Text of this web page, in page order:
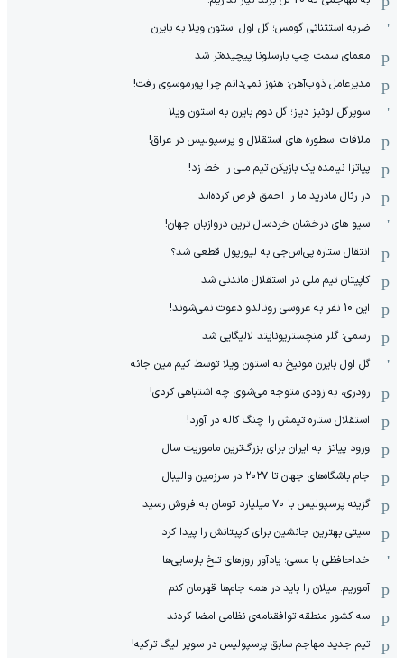
ضربه استثنائی گومس؛ گل اول استون ویلا به بایرن
معمای سمت چپ بارسلونا پیچیده‌تر شد
مدیرعامل ذوب‌آهن: هنوز نمی‌دانم چرا پورموسوی رفت!
سوپرگل لوئیز دیاز؛ گل دوم بایرن به استون ویلا
ملاقات اسطوره های استقلال و پرسپولیس در عراق!
پیاتزا نیامده یک بازیکن تیم ملی را خط زد!
در رئال مادرید ما را احمق فرض کرده‌اند
سیو های درخشان خردسال ترین دروازبان جهان!
انتقال ستاره پی‌اس‌جی به لیورپول قطعی شد؟
کاپیتان تیم ملی در استقلال ماندنی شد
این 10 نفر به عروسی رونالدو دعوت نمی‌شوند!
رسمی: گلر منچستریونایتد لالیگایی شد
گل اول بایرن مونیخ به استون ویلا توسط کیم مین جائه
رودری، به زودی متوجه می‌شوی چه اشتباهی کردی!
استقلال ستاره تیمش را چنگ کاله در آورد!
ورود پیاتزا به ایران برای بزرگ‌ترین ماموریت سال
جام باشگاه‌های جهان تا ۲۰۲۷ در سرزمین والیبال
گزینه پرسپولیس با ۷۰ میلیارد تومان به فروش رسید
سیتی بهترین جانشین برای کاپیتانش را پیدا کرد
خداحافظی با مسی؛ یادآور روزهای تلخ بارسایی‌ها
آموریم: میلان را باید در همه جام‌ها قهرمان کنم
سه کشور منطقه توافقنامه‌ی نظامی امضا کردند
تیم جدید مهاجم سابق پرسپولیس در سوپر لیگ ترکیه!